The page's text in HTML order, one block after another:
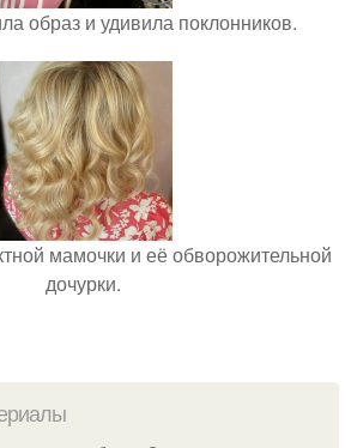
образ и удивила поклонников.
мамочки и её обворожительной
дочурки.